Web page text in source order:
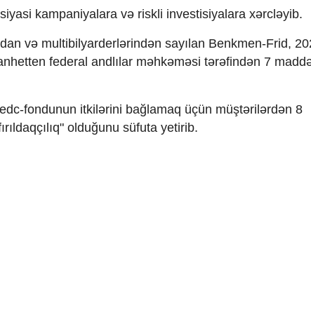
siyasi kampaniyalara və riskli investisiyalara xərcləyib.
və multibilyarderlərindən sayılan Benkmen-Frid,
federal andlılar məhkəməsi tərəfindən 7
fondunun itkilərini bağlamaq üçün müştərilərdən 8
olduğunu süfuta yetirib.